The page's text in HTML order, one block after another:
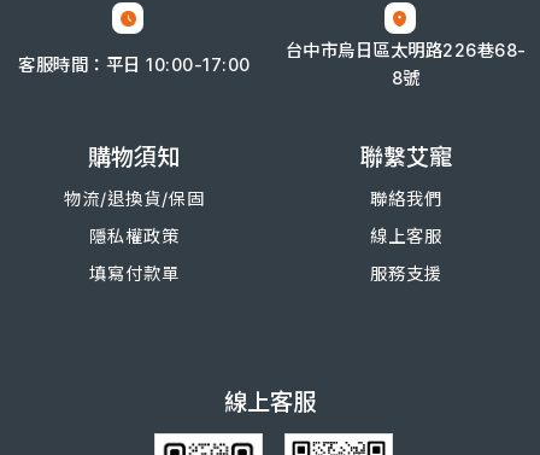
客服時間：平日 10:00-17:00
台中市烏日區太明路226巷68-
8號
購物須知
物流/退換貨/保固
隱私權政策
填寫付款單
聯繫艾寵
聯絡我們
線上客服
服務支援
線上客服